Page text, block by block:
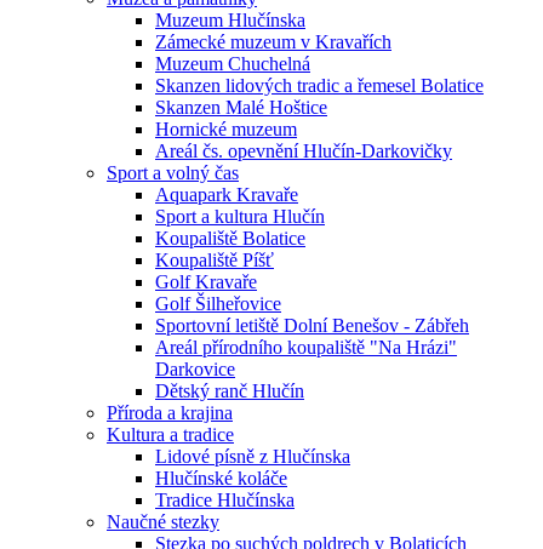
Muzeum Hlučínska
Zámecké muzeum v Kravařích
Muzeum Chuchelná
Skanzen lidových tradic a řemesel Bolatice
Skanzen Malé Hoštice
Hornické muzeum
Areál čs. opevnění Hlučín-Darkovičky
Sport a volný čas
Aquapark Kravaře
Sport a kultura Hlučín
Koupaliště Bolatice
Koupaliště Píšť
Golf Kravaře
Golf Šilheřovice
Sportovní letiště Dolní Benešov - Zábřeh
Areál přírodního koupaliště "Na Hrázi"
Darkovice
Dětský ranč Hlučín
Příroda a krajina
Kultura a tradice
Lidové písně z Hlučínska
Hlučínské koláče
Tradice Hlučínska
Naučné stezky
Stezka po suchých poldrech v Bolaticích